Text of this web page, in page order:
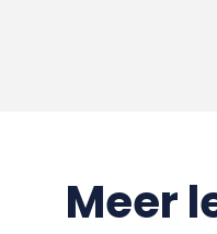
Meer